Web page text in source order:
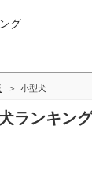
グ
小型犬
ランキン